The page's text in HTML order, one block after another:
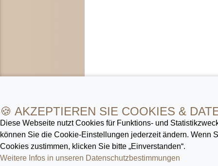
🍪 AKZEPTIEREN SIE COOKIES &
Diese Webseite nutzt Cookies für Funktions- und
können Sie die Cookie-Ein­stellungen jederzeit ändern. Wenn
Cookies zustimmen, klicken Sie bitte „Einverstanden“.
Weitere Infos in unseren Datenschutz­bestimmungen